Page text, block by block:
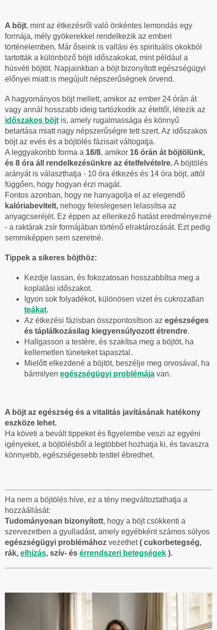
A böjt, mint az étkezésről való önkéntes lemondás egy
formája, mély gyökerekkel rendelkezik az emberi
történelemben. Már őseink is vallási és spirituális okokból
tartották a különböző böjti időszakokat, mint például a
húsvéti böjtöt. Napjainkban a böjt bizonyított egészségügyi
előnyei miatt is megújult népszerűségnek örvend.
A hagyományos böjt mellett, amikor az ember 24 órán át
vagy annál hosszabb ideig tartózkodik az ételtől, létezik az
időszakos böjt is, amely rugalmassága és könnyű
betartása miatt nagy népszerűségre tett szert. Az időszakos
böjt az evés és a böjtölés fázisait váltogatja.
A leggyakoribb forma a 16/8, amikor 16 órán át böjtölünk,
és 8 óra áll rendelkezésünkre az ételfelvételre.A böjtölés
arányát is választhatja - 10 óra étkezés és 14 óra böjt, attól
függően, hogy hogyan érzi magát.
Fontos azonban, hogy ne hanyagolja el az elegendő
kalóriabevitelt, nehogy feleslegesen lelassítsa az
anyagcseréjét. Ez éppen az ellenkező hatást eredményezné
- a raktárak zsír formájában történő elraktározását. Ezt pedig
semmiképpen sem szeretné.
Tippek a sikeres böjthöz:
Kezdje lassan, és fokozatosan hosszabbítsa meg a
koplalási időszakot.
Igyon sok folyadékot, különösen vizet és cukrozatlan
teákat.
Az étkezési fázisban összpontosítson az egészséges
és táplálkozásilag kiegyensúlyozott étrendre.
Hallgasson a testére, és szakítsa meg a böjtöt, ha
kellemetlen tüneteket tapasztal.
Mielőtt elkezdené a böjtöt, beszélje meg orvosával, ha
bármilyen egészségügyi problémája van.
A böjt az egészség és a vitalitás javításának hatékony
eszköze lehet.
Ha követi a bevált tippeket és figyelembe veszi az egyéni
igényeket, a böjtölésből a legtöbbet hozhatja ki, és tavaszra
könnyebb, egészségesebb testtel ébredhet.
Ha nem a böjtölés híve, ez a tény megváltoztathatja a
hozzáállását:
Tudományosan bizonyított, hogy a böjt csökkenti a
szervezetben a gyulladást, amely egyébként számos súlyos
egészségügyi problémához vezethet( cukorbetegség,
rák, elhízás, szív- és érrendszeri betegségek ).